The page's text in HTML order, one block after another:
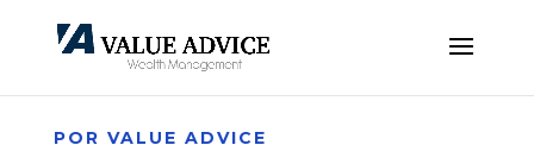
POR VALUE ADVICE